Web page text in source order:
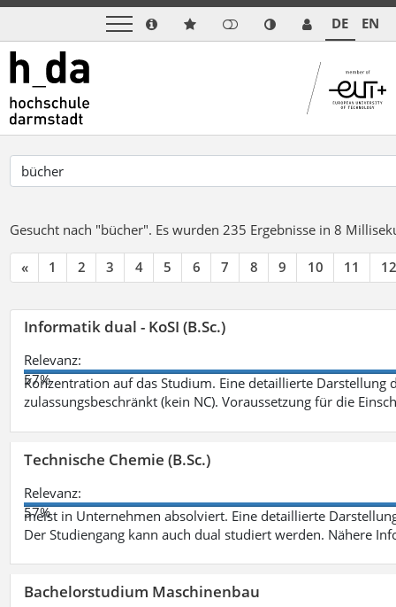
DE EN
Gesucht nach "bücher". Es wurden 235 Ergebnisse in 8
« 1 2 3 4 5 6 7 8 9 10 11 12
Informatik dual - KoSI (B.Sc.)
Relevanz:
57%
Konzentration auf das Studium. Eine detaillierte
zulassungsbeschränkt (kein NC). Voraussetzung für die
Technische Chemie (B.Sc.)
Relevanz:
57%
meist in Unternehmen absolviert. Eine detaillierte
Der Studiengang kann auch dual studiert werden. Nähere
Bachelorstudium Maschinenbau